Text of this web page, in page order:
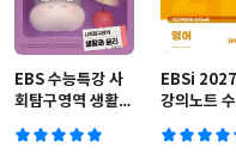
EBS 수능특강 사
회탐구영역 생활과
EBSi
강의노트
BASIC